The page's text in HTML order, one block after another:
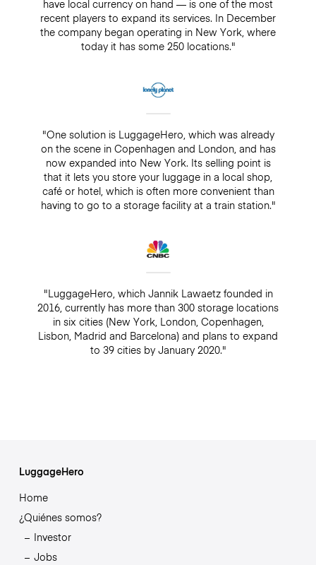
have local currency on hand — is one of the most
recent players to expand its services. In December
the company began operating in New York, where
today it has some 250 locations."
"One solution is LuggageHero, which was already
on the scene in Copenhagen and London, and has
now expanded into New York. Its selling point is
that it lets you store your luggage in a local shop,
café or hotel, which is often more convenient than
having to go to a storage facility at a train station."
"LuggageHero, which Jannik Lawaetz founded in
2016, currently has more than 300 storage locations
in six cities (New York, London, Copenhagen,
Lisbon, Madrid and Barcelona) and plans to expand
to 39 cities by January 2020."
LuggageHero
Home
¿Quiénes somos?
Investor
Jobs